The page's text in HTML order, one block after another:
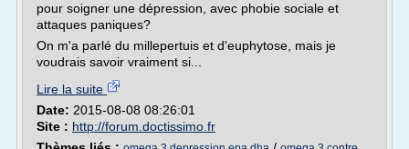
pour soigner une dépression, avec phobie sociale et
attaques paniques?
On m'a parlé du millepertuis et d'euphytose, mais je
voudrais savoir vraiment si...
Lire la suite
Date: 2015-08-08 08:26:01
Site : http://forum.doctissimo.fr